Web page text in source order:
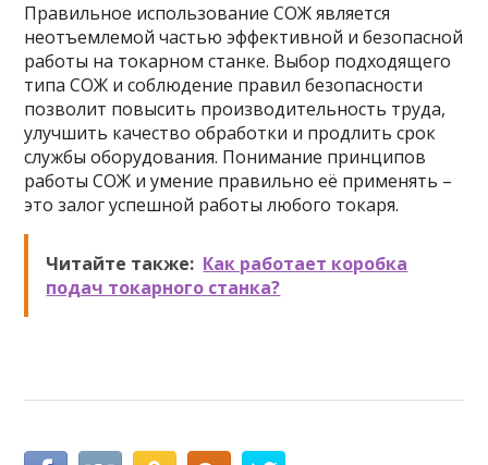
Правильное использование СОЖ является
неотъемлемой частью эффективной и безопасной
работы на токарном станке. Выбор подходящего
типа СОЖ и соблюдение правил безопасности
позволит повысить производительность труда,
улучшить качество обработки и продлить срок
службы оборудования. Понимание принципов
работы СОЖ и умение правильно её применять –
это залог успешной работы любого токаря.
Читайте также: Как работает коробка
подач токарного станка?